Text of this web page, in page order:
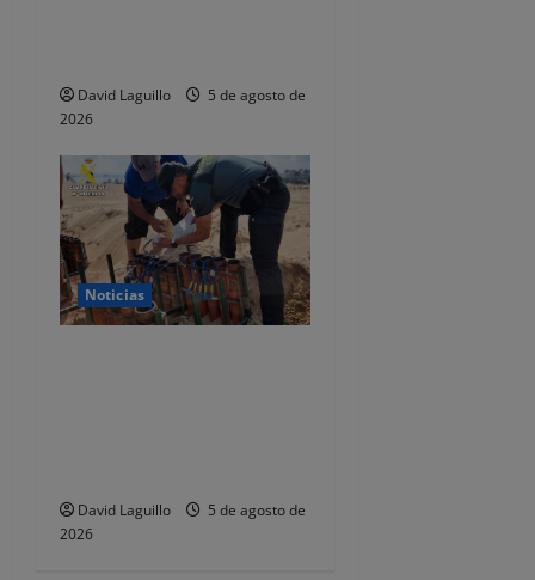
David Laguillo
5 de agosto de
2026
Noticias
David Laguillo
5 de agosto de
2026